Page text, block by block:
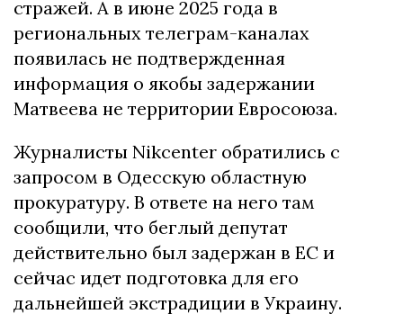
стражей. А в июне 2025 года в
региональных телеграм-каналах
появилась не подтвержденная
информация о якобы задержании
Матвеева не территории Евросоюза.
Журналисты Nikcenter обратились с
запросом в Одесскую областную
прокуратуру. В ответе на него там
сообщили, что беглый депутат
действительно был задержан в ЕС и
сейчас идет подготовка для его
дальнейшей экстрадиции в Украину.